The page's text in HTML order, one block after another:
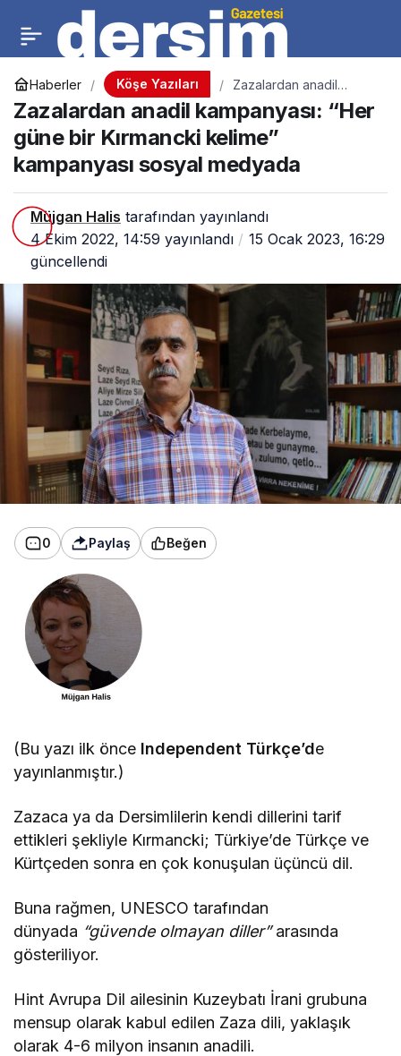
Haberler Köşe Yazıları
Zazalardan anadil
kampanyası: “Her güne
bir Kırmancki kelime”
kampanyası sosyal
medyada
Zazalardan anadil kampanyası: “Her
güne bir Kırmancki kelime”
kampanyası sosyal medyada
Müjgan Halis tarafından yayınlandı
4 Ekim 2022, 14:59 yayınlandı
15 Ocak 2023, 16:29
güncellendi
0 Paylaş Beğen
(Bu yazı ilk önce Independent Türkçe’de
yayınlanmıştır.)
Zazaca ya da Dersimlilerin kendi dillerini tarif
ettikleri şekliyle Kırmancki; Türkiye’de Türkçe ve
Kürtçeden sonra en çok konuşulan üçüncü dil.
Buna rağmen, UNESCO tarafından
dünyada “güvende olmayan diller”arasında
gösteriliyor.
Hint Avrupa Dil ailesinin Kuzeybatı İrani grubuna
mensup olarak kabul edilen Zaza dili, yaklaşık
olarak 4-6 milyon insanın anadili.